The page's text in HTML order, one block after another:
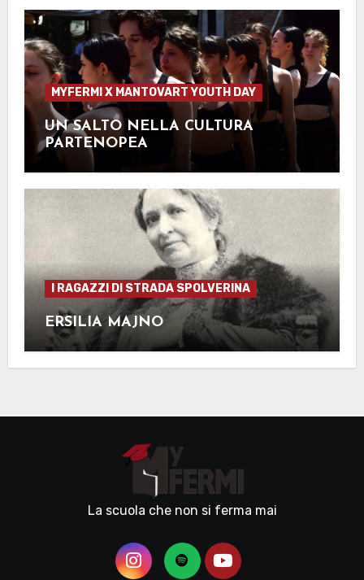
MYFERMI X MANTOVART YOUTH DAY
UN SALTO NELLA CULTURA
PARTENOPEA
I RAGAZZI DI STRADA SPOLVERINA
ERSILIA MAJNO
La scuola che non si ferma mai